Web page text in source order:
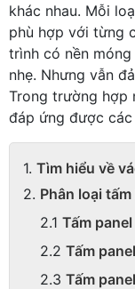
khác nhau. Mỗi
phù hợp với từng
trình có nền
nhẹ. Nhưng vẫn
Trong trường hợp
đáp ứng được
Tìm hiểu về
Phân loại
Tấm
Tấm
Tấm